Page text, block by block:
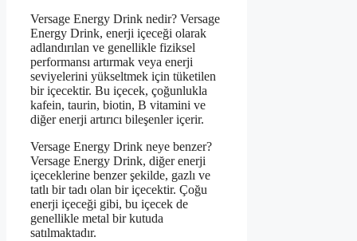
Versage Energy Drink nedir? Versage
Energy Drink, enerji içeceği olarak
adlandırılan ve genellikle fiziksel
performansı artırmak veya enerji
seviyelerini yükseltmek için tüketilen
bir içecektir. Bu içecek, çoğunlukla
kafein, taurin, biotin, B vitamini ve
diğer enerji artırıcı bileşenler içerir.
Versage Energy Drink neye benzer?
Versage Energy Drink, diğer enerji
içeceklerine benzer şekilde, gazlı ve
tatlı bir tadı olan bir içecektir. Çoğu
enerji içeceği gibi, bu içecek de
genellikle metal bir kutuda
satılmaktadır.